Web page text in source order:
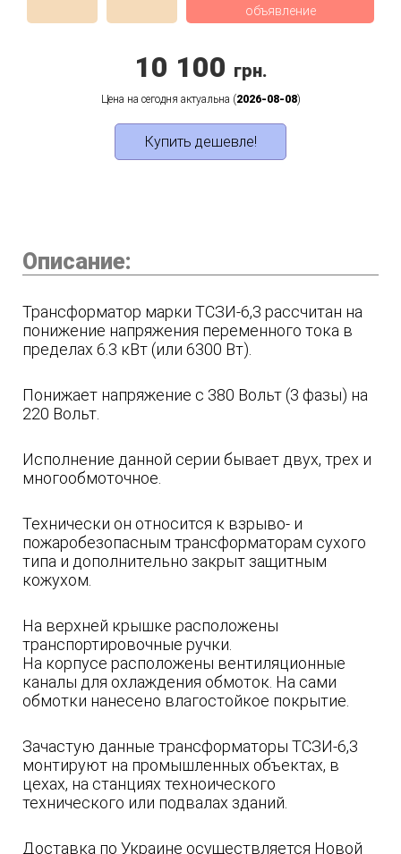
объявление
10 100 грн.
Цена на сегодня актуальна (2026-08-08)
Купить дешевле!
Описание:
Трансформатор марки ТСЗИ-6,3 рассчитан на
понижение напряжения переменного тока в
пределах 6.3 кВт (или 6300 Вт).
Понижает напряжение с 380 Вольт (3 фазы) на
220 Вольт.
Исполнение данной серии бывает двух, трех и
многообмоточное.
Технически он относится к взрыво- и
пожаробезопасным трансформаторам сухого
типа и дополнительно закрыт защитным
кожухом.
На верхней крышке расположены
транспортировочные ручки.
На корпусе расположены вентиляционные
каналы для охлаждения обмоток. На сами
обмотки нанесено влагостойкое покрытие.
Зачастую данные трансформаторы ТСЗИ-6,3
монтируют на промышленных объектах, в
цехах, на станциях техноического
технического или подвалах зданий.
Доставка по Украине осуществляется Новой